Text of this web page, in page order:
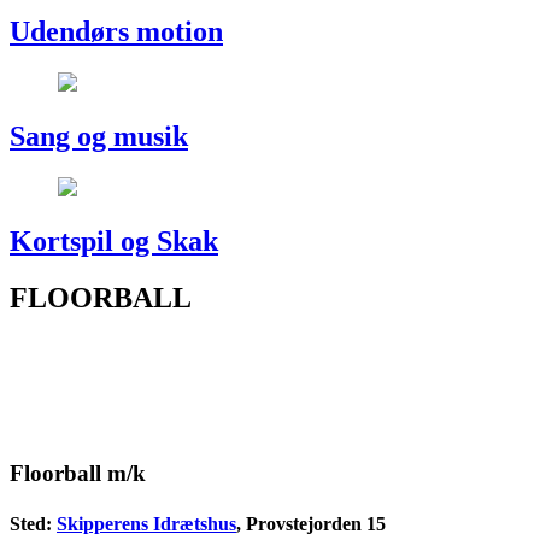
Udendørs motion
Sang og musik
Kortspil og Skak
FLOORBALL
Floorball m/k
Sted: Skipperens Idrætshus, Provstejorden 15